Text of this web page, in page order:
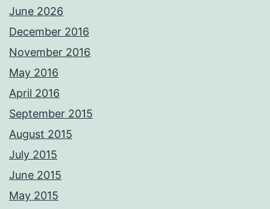
June 2026
December 2016
November 2016
May 2016
April 2016
September 2015
August 2015
July 2015
June 2015
May 2015